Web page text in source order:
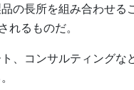
の長所を組み合わせる
れるものだ。
、コンサルティングな